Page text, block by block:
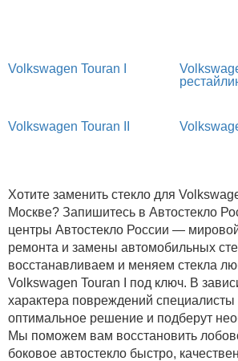
Volkswagen Touran I
Volkswagen Touran II
Хотите заменить стекло для
Москве? Запишитесь в Автостекло
центры Автостекло России —
ремонта и замены автомобильных
восстанавливаем и меняем стекла
Volkswagen Touran I под ключ. В
характера повреждений
оптимальное решение и подберут
Мы поможем вам восстановить
боковое автостекло быстро,